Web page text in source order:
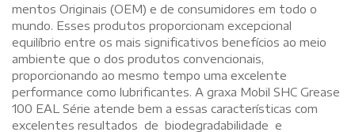
mentos Originais (OEM) e de consumidores em todo o
mundo. Esses produtos proporcionam excepcional
equilíbrio entre os mais significativos benefícios ao meio
ambiente que o dos produtos convencionais,
proporcionando ao mesmo tempo uma excelente
performance como lubrificantes. A graxa Mobil SHC Grease
100 EAL Série atende bem a essas características com
excelentes resultados de biodegradabilidade e